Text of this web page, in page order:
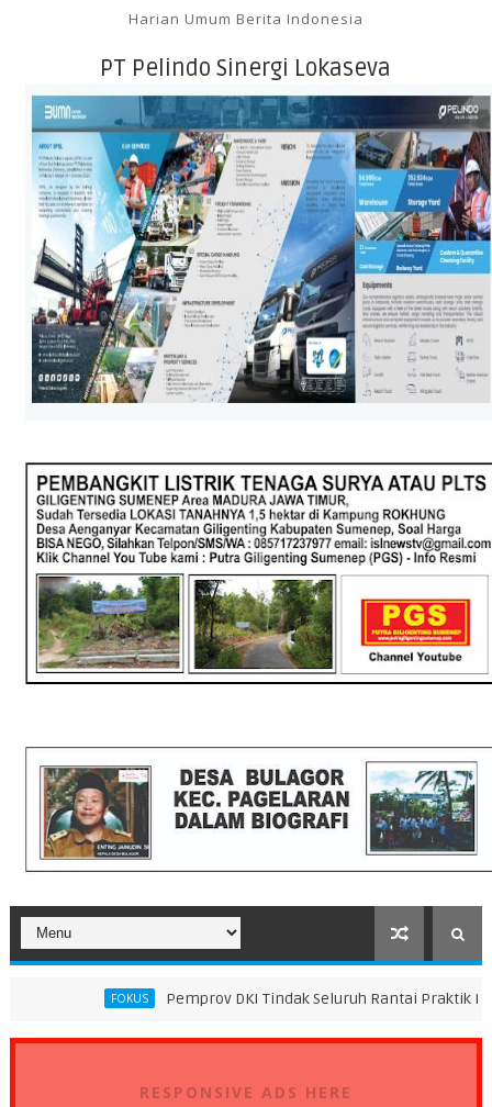
Harian Umum Berita Indonesia
PT Pelindo Sinergi Lokaseva
Pemprov DKI Tindak Seluruh Rantai Praktik Pembuangan
RESPONSIVE ADS HERE